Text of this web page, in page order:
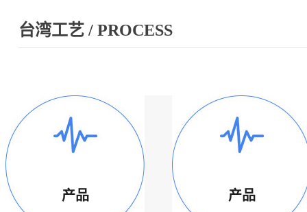
台湾工艺 / PROCESS
产品 产品